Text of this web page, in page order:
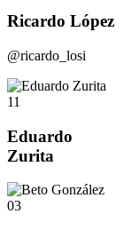
Ricardo López
@ricardo_losi
11
Eduardo
Zurita
03